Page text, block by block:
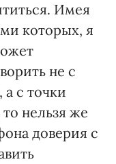
Имея
которых, я
не с
а с точки
нельзя же
доверия с